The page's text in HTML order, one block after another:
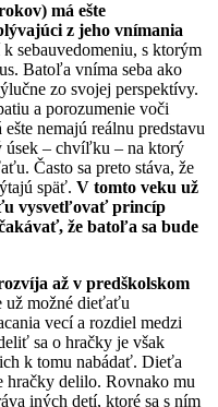
má ešte
z jeho vnímania
sebauvedomeniu, s ktorým
Batoľa vníma seba ako
zo svojej perspektívy.
a porozumenie voči
nemajú reálnu predstavu
úsek – chvíľku – na ktorý
Často sa preto stáva, že
späť. V tomto veku už
vysvetľovať princíp
že batoľa sa bude
až v predškolskom
už možné dieťaťu
vecí a rozdiel medzi
sa o hračky je však
k tomu nabádať. Dieťa
hračky delilo. Rovnako mu
iných detí, ktoré sa s ním